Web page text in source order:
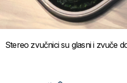
Stereo zvučnici su glasni i zvuče